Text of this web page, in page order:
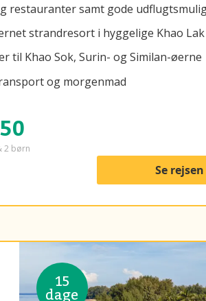
restauranter samt gode
strandresort i hyggelige Khao Lak
til Khao Sok, Surin- og Similan-øerne
og morgenmad
2 børn
Se rejsen
15
dage